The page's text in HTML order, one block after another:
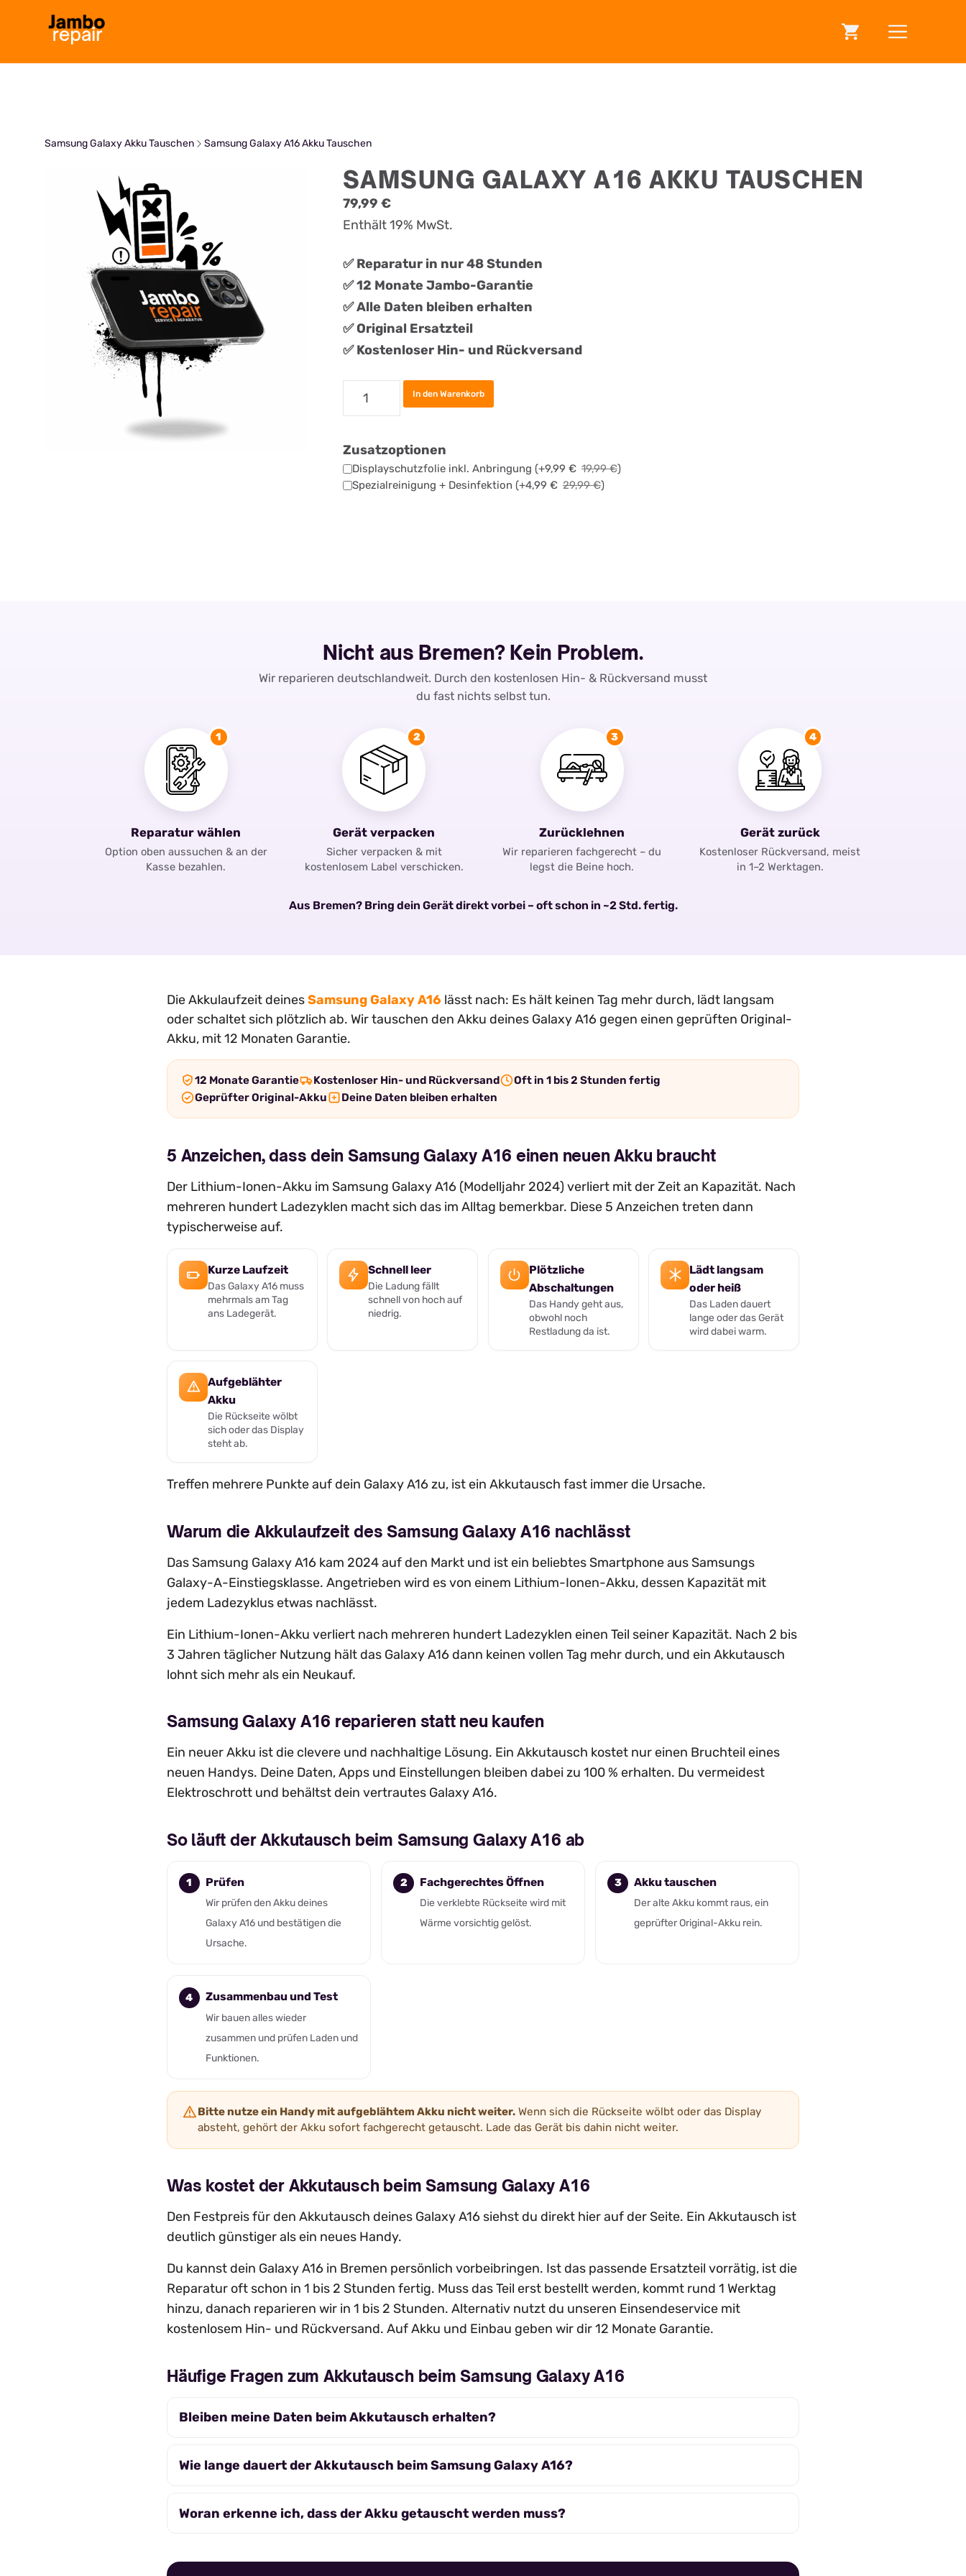
Samsung Galaxy Akku Tauschen Samsung Galaxy A16 Akku Tauschen
SAMSUNG GALAXY A16 AKKU TAUSCHEN
79,99 €
Enthält 19% MwSt.
✅ Reparatur in nur 48 Stunden
✅ 12 Monate Jambo-Garantie
✅ Alle Daten bleiben erhalten
✅Original Ersatzteil
✅ Kostenloser Hin- und Rückversand
Samsung
Galaxy
Akku
Tauschen
In den Warenkorb
Zusatzoptionen
Displayschutzfolie inkl. Anbringung (+9,99 € 19,99€)
Spezialreinigung + Desinfektion (+4,99 € 29,99€)
Nicht aus Bremen? Kein Problem.
Wir reparieren deutschlandweit. Durch den kostenlosen Hin- & Rückversand musst
du fast nichts selbst tun.
1
Reparatur wählen
Option oben aussuchen & an der
Kasse bezahlen.
2
Gerät verpacken
Sicher verpacken & mit
kostenlosem Label verschicken.
3
Zurücklehnen
Wir reparieren fachgerecht – du
legst die Beine hoch.
4
Gerät zurück
Kostenloser Rückversand, meist
in 1–2 Werktagen.
Aus Bremen? Bring dein Gerät direkt vorbei – oft schon in ~2 Std. fertig.
Die Akkulaufzeit deinesSamsung Galaxy A16 lässt nach: Es hält keinen Tag mehr durch, lädt langsam
oder schaltet sich plötzlich ab. Wir tauschen den Akku deines Galaxy A16 gegen einen geprüften Original-
Akku, mit 12 Monaten Garantie.
12 Monate Garantie Kostenloser Hin- und Rückversand
Oft in 1 bis 2 Stunden fertig
Geprüfter Original-Akku
Deine Daten bleiben erhalten
5 Anzeichen, dass dein Samsung Galaxy A16 einen neuen Akku braucht
Der Lithium-Ionen-Akku im Samsung Galaxy A16 (Modelljahr 2024) verliert mit der Zeit an Kapazität. Nach
mehreren hundert Ladezyklen macht sich das im Alltag bemerkbar. Diese 5 Anzeichen treten dann
typischerweise auf.
Kurze Laufzeit
Das Galaxy A16 muss
mehrmals am Tag
ans Ladegerät.
Schnell leer
Die Ladung fällt
schnell von hoch auf
niedrig.
Plötzliche
Abschaltungen
Das Handy geht aus,
obwohl noch
Restladung da ist.
Lädt langsam
oder heiß
Das Laden dauert
lange oder das Gerät
wird dabei warm.
Aufgeblähter
Akku
Die Rückseite wölbt
sich oder das Display
steht ab.
Treffen mehrere Punkte auf dein Galaxy A16 zu, ist ein Akkutausch fast immer die Ursache.
Warum die Akkulaufzeit des Samsung Galaxy A16 nachlässt
Das Samsung Galaxy A16 kam 2024 auf den Markt und ist ein beliebtes Smartphone aus Samsungs
Galaxy-A-Einstiegsklasse. Angetrieben wird es von einem Lithium-Ionen-Akku, dessen Kapazität mit
jedem Ladezyklus etwas nachlässt.
Ein Lithium-Ionen-Akku verliert nach mehreren hundert Ladezyklen einen Teil seiner Kapazität. Nach 2 bis
3 Jahren täglicher Nutzung hält das Galaxy A16 dann keinen vollen Tag mehr durch, und ein Akkutausch
lohnt sich mehr als ein Neukauf.
Samsung Galaxy A16 reparieren statt neu kaufen
Ein neuer Akku ist die clevere und nachhaltige Lösung. Ein Akkutausch kostet nur einen Bruchteil eines
neuen Handys. Deine Daten, Apps und Einstellungen bleiben dabei zu 100 % erhalten. Du vermeidest
Elektroschrott und behältst dein vertrautes Galaxy A16.
So läuft der Akkutausch beim Samsung Galaxy A16 ab
Prüfen
Wir prüfen den Akku deines
Galaxy A16 und bestätigen die
Ursache.
Fachgerechtes Öffnen
Die verklebte Rückseite wird mit
Wärme vorsichtig gelöst.
Akku tauschen
Der alte Akku kommt raus, ein
geprüfter Original-Akku rein.
Zusammenbau und Test
Wir bauen alles wieder
zusammen und prüfen Laden und
Funktionen.
Bitte nutze ein Handy mit aufgeblähtem Akku nicht weiter. Wenn sich die Rückseite wölbt oder das Display
absteht, gehört der Akku sofort fachgerecht getauscht. Lade das Gerät bis dahin nicht weiter.
Was kostet der Akkutausch beim Samsung Galaxy A16
Den Festpreis für den Akkutausch deines Galaxy A16 siehst du direkt hier auf der Seite. Ein Akkutausch ist
deutlich günstiger als ein neues Handy.
Du kannst dein Galaxy A16 in Bremen persönlich vorbeibringen. Ist das passende Ersatzteil vorrätig, ist die
Reparatur oft schon in 1 bis 2 Stunden fertig. Muss das Teil erst bestellt werden, kommt rund 1 Werktag
hinzu, danach reparieren wir in 1 bis 2 Stunden. Alternativ nutzt du unseren Einsendeservice mit
kostenlosem Hin- und Rückversand. Auf Akku und Einbau geben wir dir 12 Monate Garantie.
Häufige Fragen zum Akkutausch beim Samsung Galaxy A16
Bleiben meine Daten beim Akkutausch erhalten?
Wie lange dauert der Akkutausch beim Samsung Galaxy A16?
Woran erkenne ich, dass der Akku getauscht werden muss?